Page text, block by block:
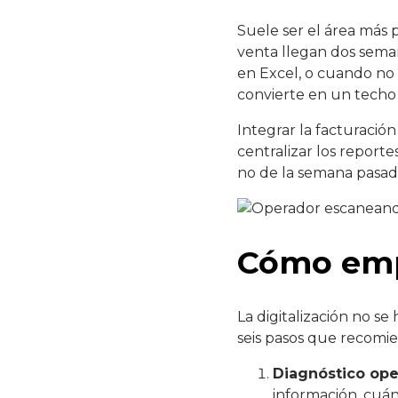
Suele ser el área
venta llegan dos
en Excel, o cuando
convierte en un
Integrar la
centralizar los
no de la semana
Cómo
La digitalización no
seis pasos que
Diagnóstico